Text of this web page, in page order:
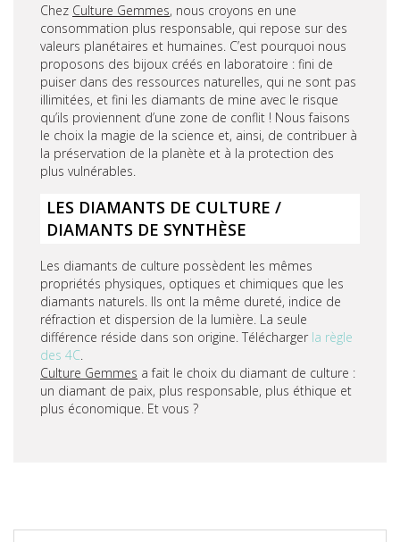
Chez Culture Gemmes, nous croyons en une
consommation plus responsable, qui repose sur des
valeurs planétaires et humaines. C’est pourquoi nous
proposons des bijoux créés en laboratoire : fini de
puiser dans des ressources naturelles, qui ne sont pas
illimitées, et fini les diamants de mine avec le risque
qu’ils proviennent d’une zone de conflit ! Nous faisons
le choix la magie de la science et, ainsi, de contribuer à
la préservation de la planète et à la protection des
plus vulnérables.
LES DIAMANTS DE CULTURE /
DIAMANTS DE SYNTHÈSE
Les diamants de culture possèdent les mêmes
propriétés physiques, optiques et chimiques que les
diamants naturels. Ils ont la même dureté, indice de
réfraction et dispersion de la lumière. La seule
différence réside dans son origine. Télécharger la règle
des 4C.
Culture Gemmes a fait le choix du diamant de culture :
un diamant de paix, plus responsable, plus éthique et
plus économique. Et vous ?